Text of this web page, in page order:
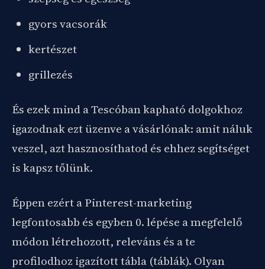
gyors vacsorák
kertészet
grillezés
És ezek mind a Tescóban kapható dolgokhoz
igazodnak ezt üzenve a vásárlónak: amit náluk
veszel, azt hasznosíthatod és ehhez segítséget
is kapsz tőlünk.
Éppen ezért a Pinterest-marketing
legfontosabb és egyben 0. lépése a megfelelő
módon létrehozott, releváns és a te
profilodhoz igazított tábla (táblák). Olyan